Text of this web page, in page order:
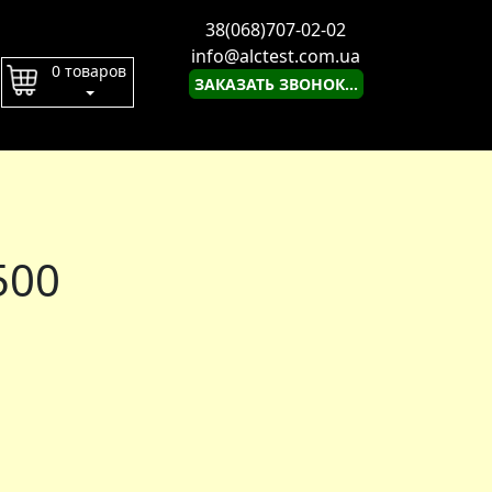
0 товаров
38(068)707-02-02
info@alctest.com.ua
ЗАКАЗАТЬ ЗВОНОК...